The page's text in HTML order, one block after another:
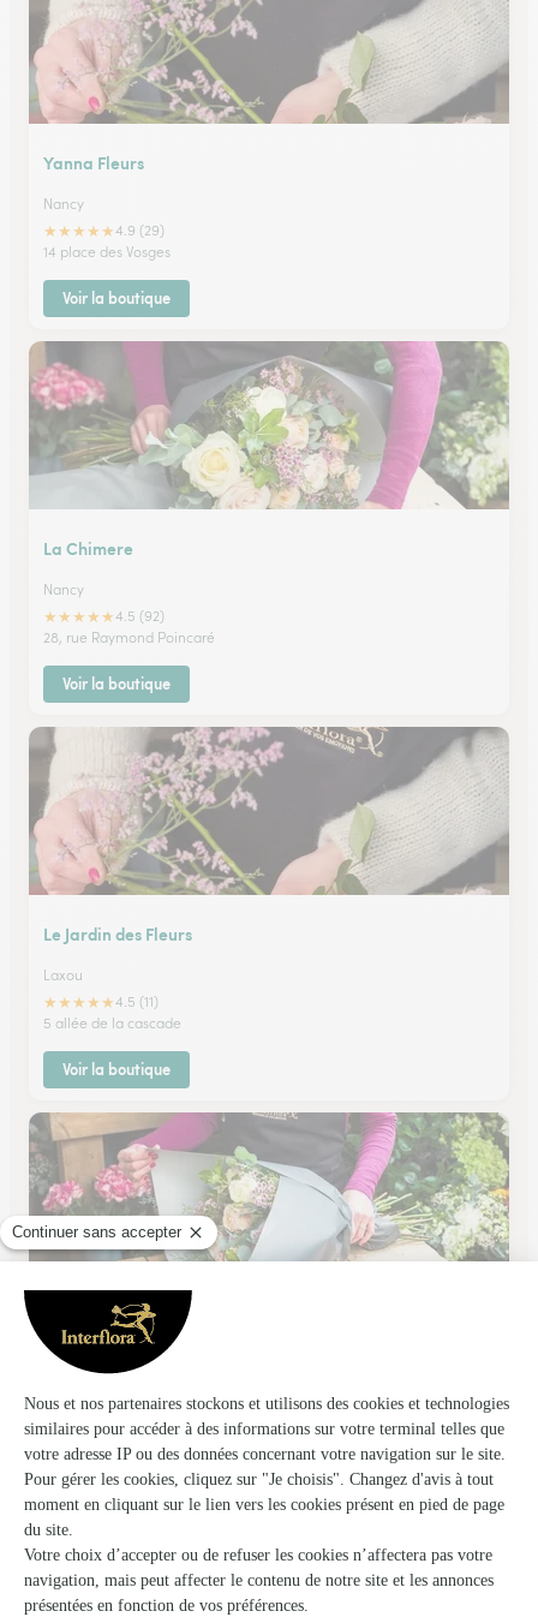
Yanna Fleurs
Nancy
★★★★★4.9 (29)
14 place des Vosges
Voir la boutique
La Chimere
Nancy
★★★★★4.5 (92)
28, rue Raymond Poincaré
Voir la boutique
Le Jardin des Fleurs
Laxou
★★★★★4.5 (11)
5 allée de la cascade
Voir la boutique
Center Fleurs
Nancy
Place Henry Mengin
Voir la boutique